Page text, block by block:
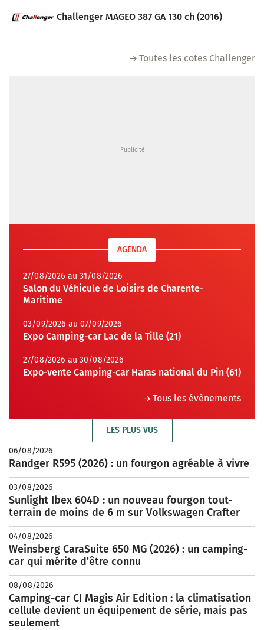
Challenger MAGEO 387 GA 130 ch (2016)
Toutes les cotes Challenger
AGENDA
27/08/2026 au 31/08/2026
Salon du Véhicule de Loisirs de Charente-
Maritime
03/09/2026 au 07/09/2026
Expo Camping-car Lac de la Tille (21)
27/08/2026 au 30/08/2026
Expo-vente Camping-car Haras national du Pin (61)
Tous les évènements
LES PLUS VUS
06/08/2026
Randger R595 (2026) : un fourgon agréable à vivre
03/08/2026
Sunlight Ibex 604D : un nouveau fourgon tout-
terrain de moins de 6 m sur Volkswagen Crafter
04/08/2026
Weinsberg CaraSuite 650 MG (2026) : un camping-
car qui mérite d'être connu
08/08/2026
Camping-car CI Magis Air Edition : la climatisation
cellule devient un équipement de série, mais pas
seulement